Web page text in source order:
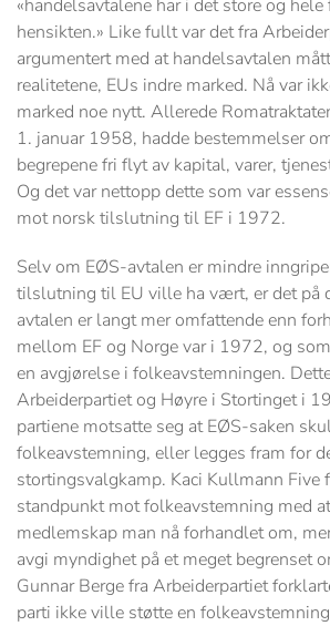
«handelsavtalene har i det store og
hensikten.» Like fullt var det fra
argumentert med at handelsavtalen
realitetene, EUs indre marked. Nå var
marked noe nytt. Allerede
1. januar 1958, hadde bestemmelser
begrepene fri flyt av kapital, varer,
Og det var nettopp dette som var
mot norsk tilslutning til EF i 1972.
Selv om EØS-avtalen er mindre
tilslutning til EU ville ha vært, er det på
avtalen er langt mer omfattende enn
mellom EF og Norge var i 1972, og
en avgjørelse i folkeavstemningen.
Arbeiderpartiet og Høyre i Stortinget i
partiene motsatte seg at EØS-saken
folkeavstemning, eller legges fram for
stortingsvalgkamp. Kaci Kullmann Five
standpunkt mot folkeavstemning med
medlemskap man nå forhandlet om,
avgi myndighet på et meget begrenset
Gunnar Berge fra Arbeiderpartiet
parti ikke ville støtte en